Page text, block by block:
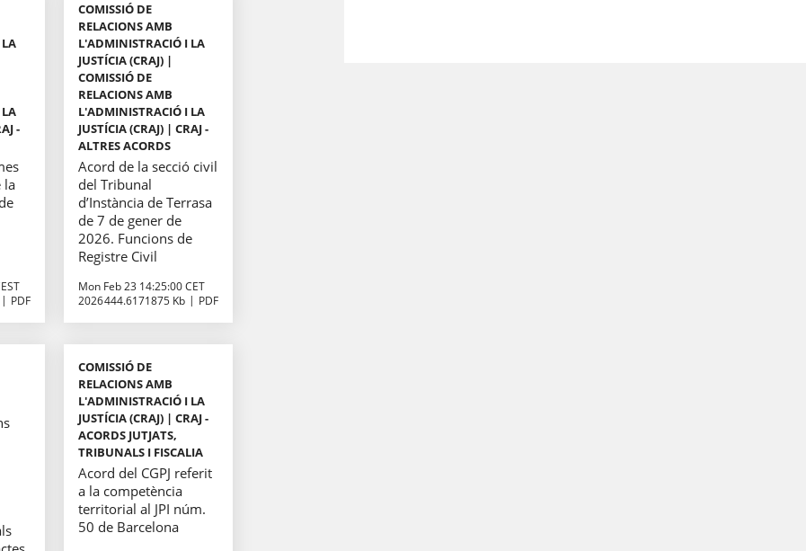
-
la
PDF
COMISSIÓ DE
RELACIONS AMB
L'ADMINISTRACIÓ I LA
JUSTÍCIA (CRAJ) |
COMISSIÓ DE
RELACIONS AMB
L'ADMINISTRACIÓ I LA
JUSTÍCIA (CRAJ) | CRAJ -
ALTRES ACORDS
Acord de la secció civil
del Tribunal
d’Instància de Terrasa
de 7 de gener de
2026. Funcions de
Registre Civil
Mon Feb 23 14:25:00 CET
2026444.6171875 Kb PDF
COMISSIÓ DE
RELACIONS AMB
L'ADMINISTRACIÓ I LA
JUSTÍCIA (CRAJ) | CRAJ -
ACORDS JUTJATS,
TRIBUNALS I FISCALIA
Acord del CGPJ referit
a la competència
territorial al JPI núm.
50 de Barcelona